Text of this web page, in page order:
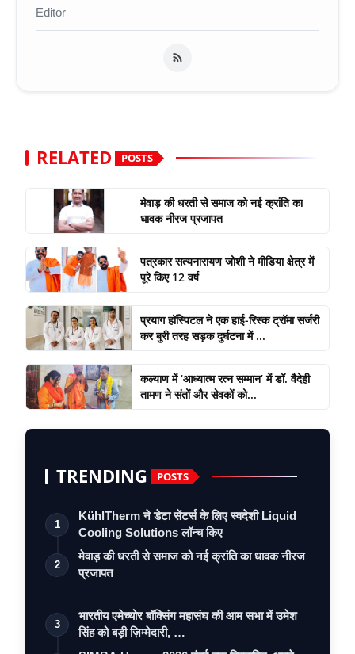
Editor
RELATED POSTS
मेवाड़ की धरती से समाज को नई क्रांति का
धावक नीरज प्रजापत
पत्रकार सत्यनारायण जोशी ने मीडिया क्षेत्र में
पूरे किए 12 वर्ष
प्रयाग हॉस्पिटल ने एक हाई-रिस्क ट्रॉमा सर्जरी
कर बुरी तरह सड़क दुर्घटना में ...
कल्याण में ‘आध्यात्म रत्न सम्मान’ में डॉ. वैदेही
तामण ने संतों और सेवकों को...
TRENDING POSTS
1
KühlTherm ने डेटा सेंटर्स के लिए स्वदेशी Liquid
Cooling Solutions लॉन्च किए
2
मेवाड़ की धरती से समाज को नई क्रांति का धावक नीरज
प्रजापत
3
भारतीय एमेच्योर बॉक्सिंग महासंघ की आम सभा में उमेश
सिंह को बड़ी ज़िम्मेदारी, …